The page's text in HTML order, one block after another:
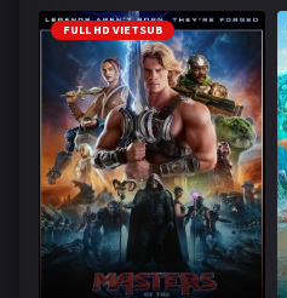
FULL HD VIETSUB